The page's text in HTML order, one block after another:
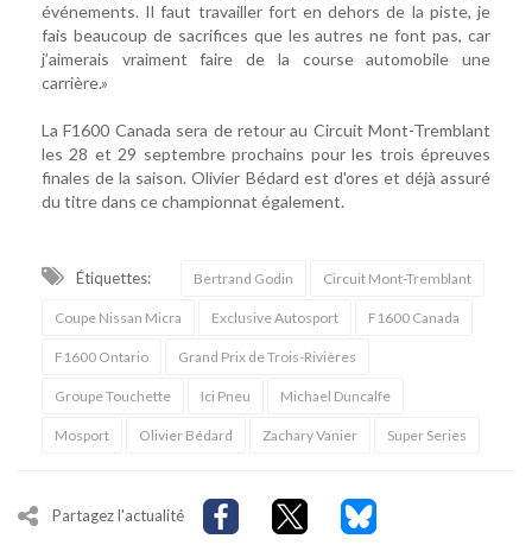
événements. Il faut travailler fort en dehors de la piste, je
fais beaucoup de sacrifices que les autres ne font pas, car
j’aimerais vraiment faire de la course automobile une
carrière.»
La F1600 Canada sera de retour au Circuit Mont-Tremblant
les 28 et 29 septembre prochains pour les trois épreuves
finales de la saison. Olivier Bédard est d'ores et déjà assuré
du titre dans ce championnat également.
Étiquettes: Bertrand Godin Circuit Mont-Tremblant
Coupe Nissan Micra Exclusive Autosport F1600 Canada
F1600 Ontario Grand Prix de Trois-Rivières
Groupe Touchette Ici Pneu Michael Duncalfe
Mosport Olivier Bédard Zachary Vanier Super Series
Partagez l'actualité